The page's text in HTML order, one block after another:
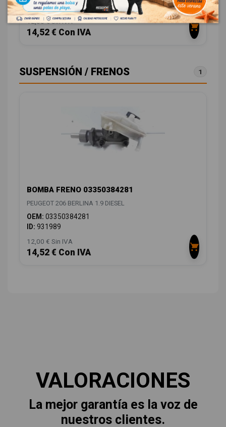
ID:932032
12,00 € Sin IVA
14,52 € Con IVA
SUSPENSIÓN / FRENOS 1
BOMBA FRENO 03350384281
PEUGEOT 206 BERLINA 1.9 DIESEL
OEM: 03350384281
ID: 931989
12,00 € Sin IVA
14,52 € Con IVA
VALORACIONES
La mejor garantía es la voz de
nuestros clientes.